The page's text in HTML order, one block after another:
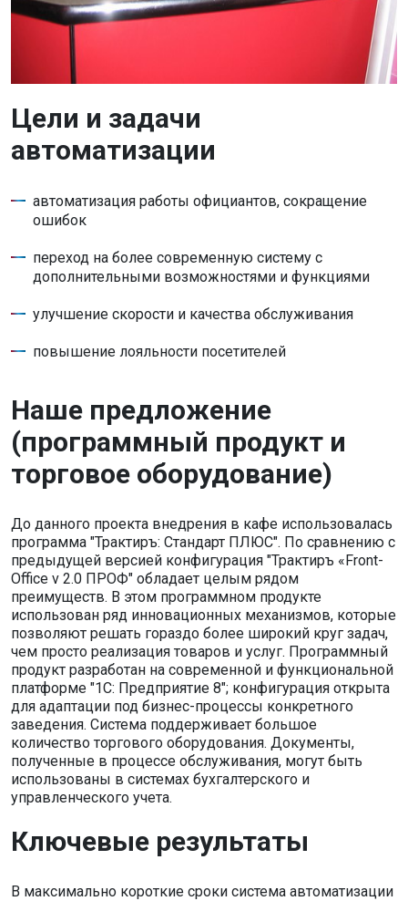
Цели и задачи
автоматизации
автоматизация работы официантов, сокращение
ошибок
переход на более современную систему с
дополнительными возможностями и функциями
улучшение скорости и качества обслуживания
повышение лояльности посетителей
Наше предложение
(программный продукт и
торговое оборудование)
До данного проекта внедрения в кафе использовалась
программа "Трактиръ: Стандарт ПЛЮС". По сравнению с
предыдущей версией конфигурация "Трактиръ «Front-
Office v 2.0 ПРОФ" обладает целым рядом
преимуществ. В этом программном продукте
использован ряд инновационных механизмов, которые
позволяют решать гораздо более широкий круг задач,
чем просто реализация товаров и услуг. Программный
продукт разработан на современной и функциональной
платформе "1С: Предприятие 8"; конфигурация открыта
для адаптации под бизнес-процессы конкретного
заведения. Система поддерживает большое
количество торгового оборудования. Документы,
полученные в процессе обслуживания, могут быть
использованы в системах бухгалтерского и
управленческого учета.
Ключевые результаты
В максимально короткие сроки система автоматизации